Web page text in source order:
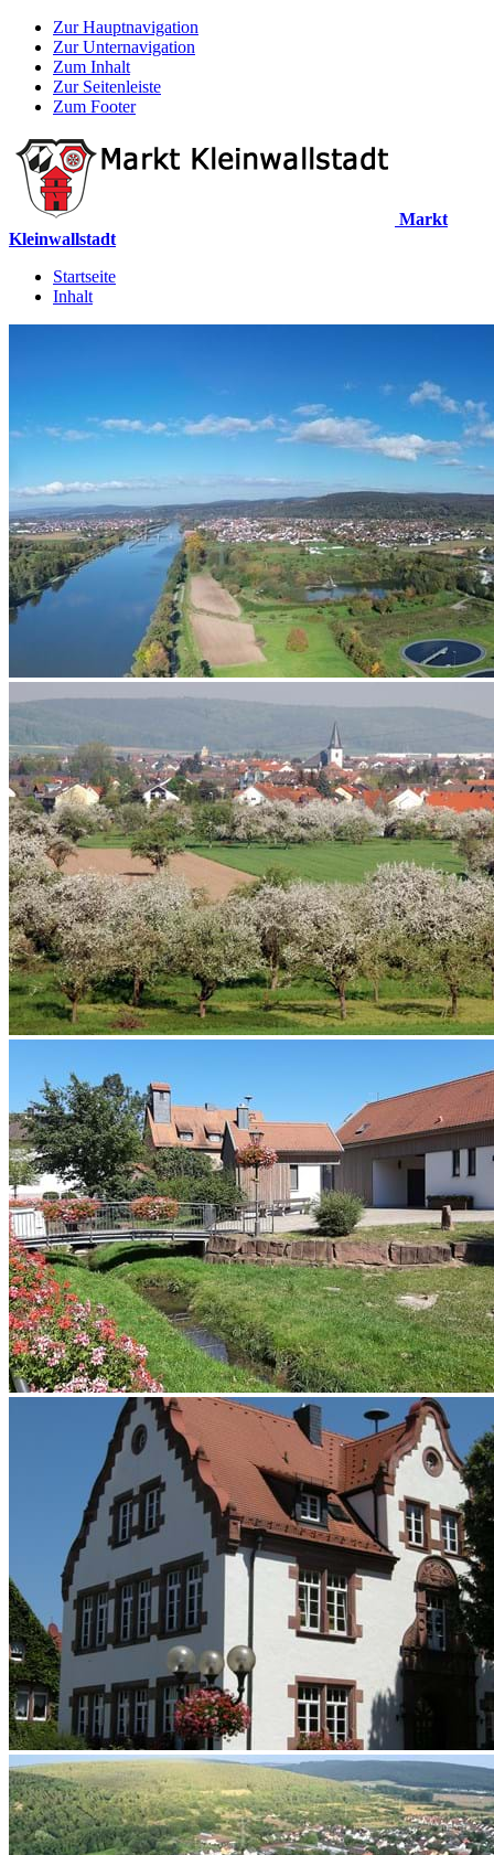
Zur Hauptnavigation
Zur Unternavigation
Zum Inhalt
Zur Seitenleiste
Zum Footer
Markt
Kleinwallstadt
Startseite
Inhalt